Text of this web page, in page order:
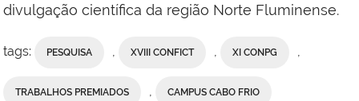
divulgação científica da região Norte Fluminense.
tags: PESQUISA XVIII CONFICT XI CONPG
TRABALHOS PREMIADOS CAMPUS CABO FRIO